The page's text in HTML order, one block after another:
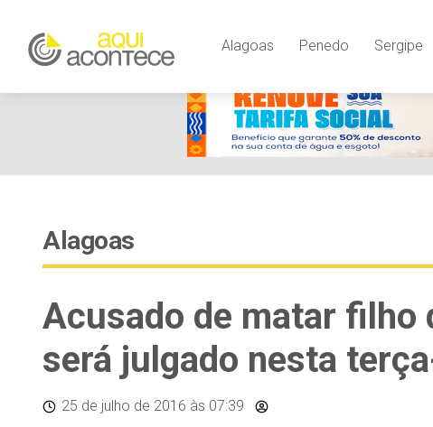
Alagoas Penedo Sergipe
Alagoas
Acusado de matar filho
será julgado nesta
25 de julho de 2016 às 07:39